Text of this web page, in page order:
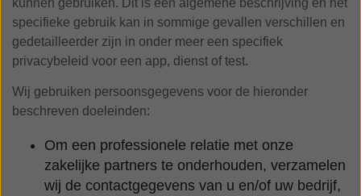
kunnen gebruiken. Dit is een algemene beschrijving en het
specifieke gebruik kan in sommige gevallen verschillen en
gedetailleerder zijn in onder meer een specifiek
privacybeleid voor een app, dienst of test.
Wij gebruiken persoonsgegevens voor de hieronder
beschreven doeleinden:
Om een professionele relatie met onze
zakelijke partners te onderhouden, verzamelen
wij de contactgegevens van u en/of uw bedrijf,